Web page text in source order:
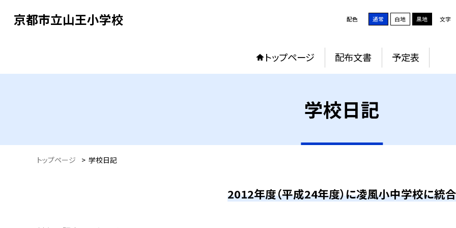
京都市立山王小学校 配色 通常 白地 黒地 文字
トップページ 配布文書 予定表
学校日記
トップページ > 学校日記
2012年度（平成24年度）に凌風小中学校に統合